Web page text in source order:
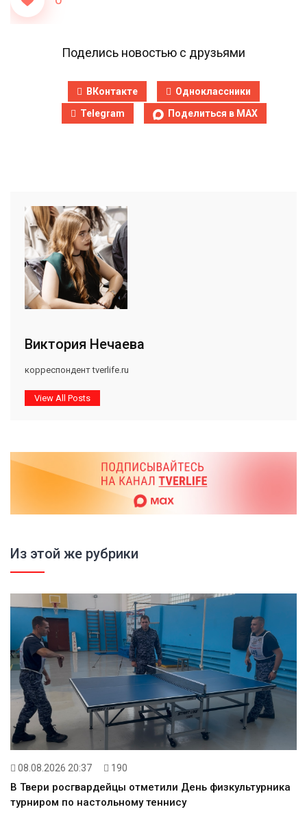
Поделись новостью с друзьями
ВКонтакте
Одноклассники
Telegram
Поделиться в MAX
Виктория Нечаева
корреспондент tverlife.ru
View All Posts
Из этой же рубрики
08.08.2026 20:37 190
В Твери росгвардейцы отметили День физкультурника
турниром по настольному теннису